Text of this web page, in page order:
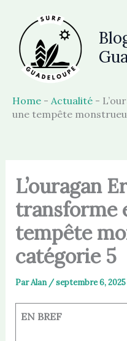
contenu
Home - Actualité -
une tempête
L’ouragan
transforme
tempête
catégorie 5
ParAlan /septembre 6, 2025
EN BREF